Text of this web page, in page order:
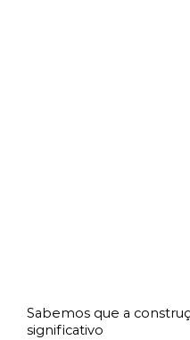
Sabemos que a
significativo